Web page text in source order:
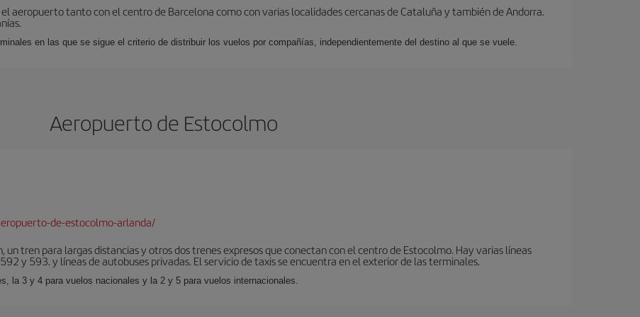
aeropuerto tanto con el centro de Barcelona como con varias localidades cercanas de Cataluña y también de Andorra.
en las que se sigue el criterio de distribuir los vuelos por compañías, independientemente del destino al que se vuele.
Aeropuerto de Estocolmo
de-estocolmo-arlanda/
tren para largas distancias y otros dos trenes expresos que conectan con el centro de Estocolmo. Hay varias líneas
y 593. y líneas de autobuses privadas. El servicio de taxis se encuentra en el exterior de las terminales.
la 3 y 4 para vuelos nacionales y la 2 y 5 para vuelos internacionales.